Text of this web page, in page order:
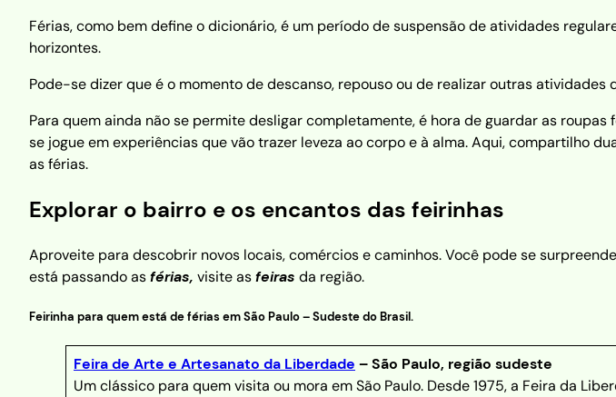
Férias, como bem define o dicionário, é um período de suspensão de atividades
horizontes.
Pode-se dizer que é o momento de descanso, repouso ou de realizar outras atividades
Para quem ainda não se permite desligar completamente, é hora de guardar as roupas
se jogue em experiências que vão trazer leveza ao corpo e à alma. Aqui, compartilho
as férias.
Explorar o bairro e os encantos das feirinhas
Aproveite para descobrir novos locais, comércios e caminhos. Você pode se
está passando asférias, visite asfeiras da região.
Feirinha para quem está de férias em São Paulo – Sudeste do Brasil.
Feira de Arte e Artesanato da Liberdade – São Paulo, região sudeste
Um clássico para quem visita ou mora em São Paulo. Desde 1975, a Feira da